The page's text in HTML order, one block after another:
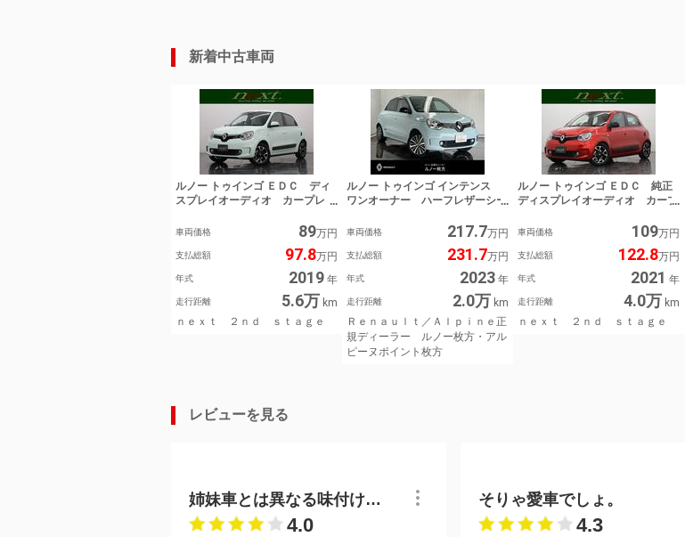
新着中古車両
ルノー トゥインゴ ＥＤＣ ディ
スプレイオーディオ カープレ
ｔｈ ＥＴＣ ＬＥＤライト オ
ル バックソナー アイドリング
ストップ オートエアコン クル
コン レーンアシスト ｎｅｘ
ｔ ２ｎｄ ｓｔａｇｅ
車両価格 89万円
支払総額 97.8万円
年式 2019 年
走行距離 5.6万 km
ｎｅｘｔ ２ｎｄ ｓｔａｇｅ
ルノー トゥインゴ インテンス
ワンオーナー ハーフレザーシー
Ｃａｒｐｌａｙ対応 Ｂｌｕｅｔ
線逸脱警報 クルーズコントロー
ル 純正アルミホイール 認定中
古車保証付 Ｒｅｎａｕｌｔ／Ａ
ｌｐｉｎｅ正規ディーラー ルノ
ー枚方・アルピーヌポイント枚方
車両価格 217.7万円
支払総額 231.7万円
年式 2023 年
走行距離 2.0万 km
Ｒｅｎａｕｌｔ／Ａｌｐｉｎｅ正
規ディーラー ルノー枚方・アル
ピーヌポイント枚方
ルノー トゥインゴ ＥＤＣ 純正
ディスプレイオーディオ カープ
Ｂ入力 ＥＴＣ クルコン レー
クソナー アイドリングストッ
プ オートＡＣ ＬＥＤ オート
ライト 純正ＡＷ ｎｅｘｔ ２
ｎｄ ｓｔａｇｅ
車両価格 109万円
支払総額 122.8万円
年式 2021 年
走行距離 4.0万 km
ｎｅｘｔ ２ｎｄ ｓｔａｇｅ
レビューを見る
姉妹車とは異なる味付けのフレンチコンパクト
4.0
そりゃ愛車でしょ。
4.3